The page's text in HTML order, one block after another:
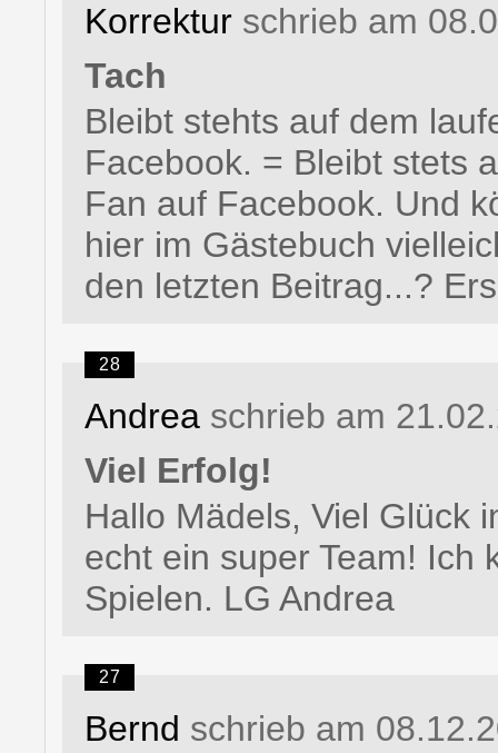
Korrektur schrieb am
Tach
Bleibt stehts auf dem
Facebook. = Bleibt stets
Fan auf Facebook. Und
hier im Gästebuch
den letzten Beitrag...?
28
Andrea schrieb am
Viel Erfolg!
Hallo Mädels, Viel Glück
echt ein super Team! Ich
Spielen. LG Andrea
27
Bernd schrieb am